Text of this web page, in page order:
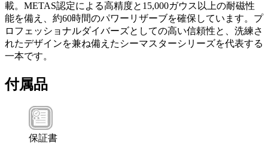
載。METAS認定による高精度と15,000ガウス以上の耐磁性
能を備え、約60時間のパワーリザーブを確保しています。プ
ロフェッショナルダイバーズとしての高い信頼性と、洗練さ
れたデザインを兼ね備えたシーマスターシリーズを代表する
一本です。
付属品
保証書